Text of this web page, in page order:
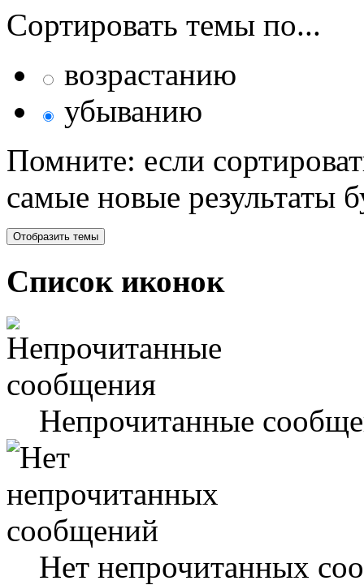
Сортировать темы по...
возрастанию
убыванию
Помните: если
самые новые результаты
Список иконок
Непрочитанные
Нет непрочитанных